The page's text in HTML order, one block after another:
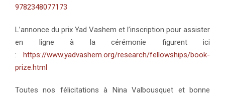
9782348077173
L’annonce du prix Yad Vashem et l’inscription pour assister
en ligne à la cérémonie figurent ici
: https://www.yadvashem.org/research/fellowships/book-
prize.html
Toutes nos félicitations à Nina Valbousquet et bonne